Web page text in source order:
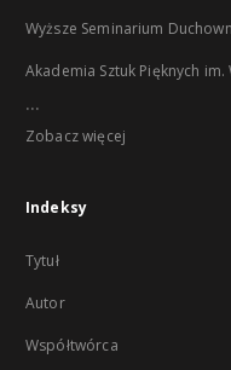
Wyższe Seminarium
Akademia Sztuk Pięknych im.
...
Zobacz więcej
Indeksy
Tytuł
Autor
Współtwórca